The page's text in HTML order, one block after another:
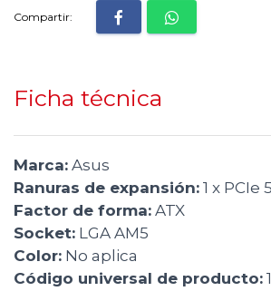
Compartir:
Ficha técnica
Marca: Asus
Ranuras de expansión: 1 x PCIe
Factor de forma: ATX
Socket: LGA AM5
Color: No aplica
Código universal de producto: